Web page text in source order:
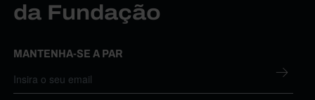
da Fundação
MANTENHA-SE A PAR